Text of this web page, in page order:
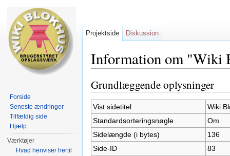
Information om "Wiki
Grundlæggende oplysninger
Vist sidetitel
Wiki
Standardsorteringsnøgle
Om
Sidelængde (i bytes)
136
Side-ID
83
Projektside Diskussion
Forside
Seneste ændringer
Tilfældig side
Hjælp
Værktøjer
Hvad henviser hertil